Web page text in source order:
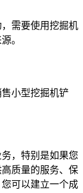
需要使用挖掘机
。
小型挖掘机铲
，特别是如果您
质量的服务、保
可以建立一个成